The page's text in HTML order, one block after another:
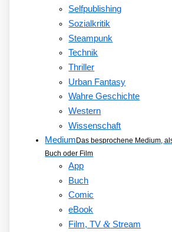
Selfpublishing
Sozialkritik
Steampunk
Technik
Thriller
Urban Fantasy
Wahre Geschichte
Western
Wissenschaft
Medium Das besprochene Medium,
Buch oder Film
App
Buch
Comic
eBook
Film, TV&Stream